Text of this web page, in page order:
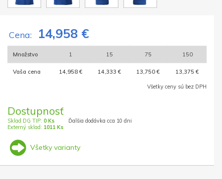
Cena: 14,958 €
Množstvo 1 15 75 150
Vaša cena 14,958 € 14,333 € 13,750 € 13,375 €
Všetky ceny sú bez DPH
Dostupnosť
Sklad DG TIP: 0 Ks
Externý sklad: 1011 Ks
Ďalšia dodávka cca 10 dni
Všetky varianty